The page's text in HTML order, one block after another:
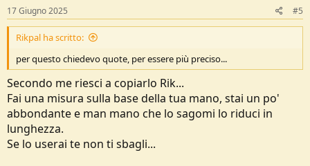
17 Giugno 2025 #5
Rikpal ha scritto:
per questo chiedevo quote, per essere più preciso...
Secondo me riesci a copiarlo Rik...
Fai una misura sulla base della tua mano, stai un po'
abbondante e man mano che lo sagomi lo riduci in
lunghezza.
Se lo userai te non ti sbagli...